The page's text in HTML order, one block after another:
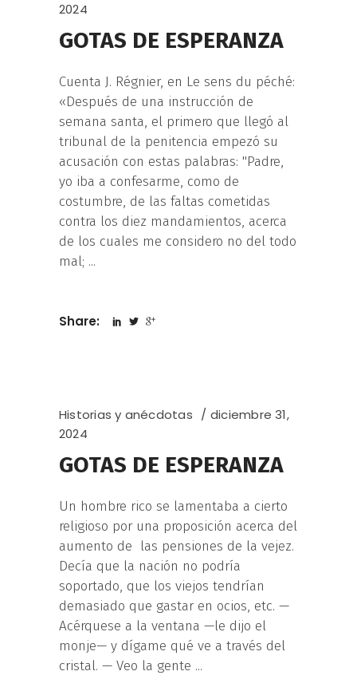
2024
GOTAS DE ESPERANZA
Cuenta J. Régnier, en Le sens du péché:
«Después de una instrucción de
semana santa, el primero que llegó al
tribunal de la penitencia empezó su
acusación con estas palabras: "Padre,
yo iba a confesarme, como de
costumbre, de las faltas cometidas
contra los diez mandamientos, acerca
de los cuales me considero no del todo
mal;
Share:
Historias y anécdotas
diciembre 31,
2024
GOTAS DE ESPERANZA
Un hombre rico se lamentaba a cierto
religioso por una proposición acerca del
aumento de las pensiones de la vejez.
Decía que la nación no podría
soportado, que los viejos tendrían
demasiado que gastar en ocios, etc. —
Acérquese a la ventana —le dijo el
monje— y dígame qué ve a través del
cristal. — Veo la gente